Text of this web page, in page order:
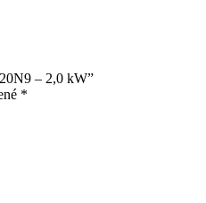
– 2,0 kW”
*